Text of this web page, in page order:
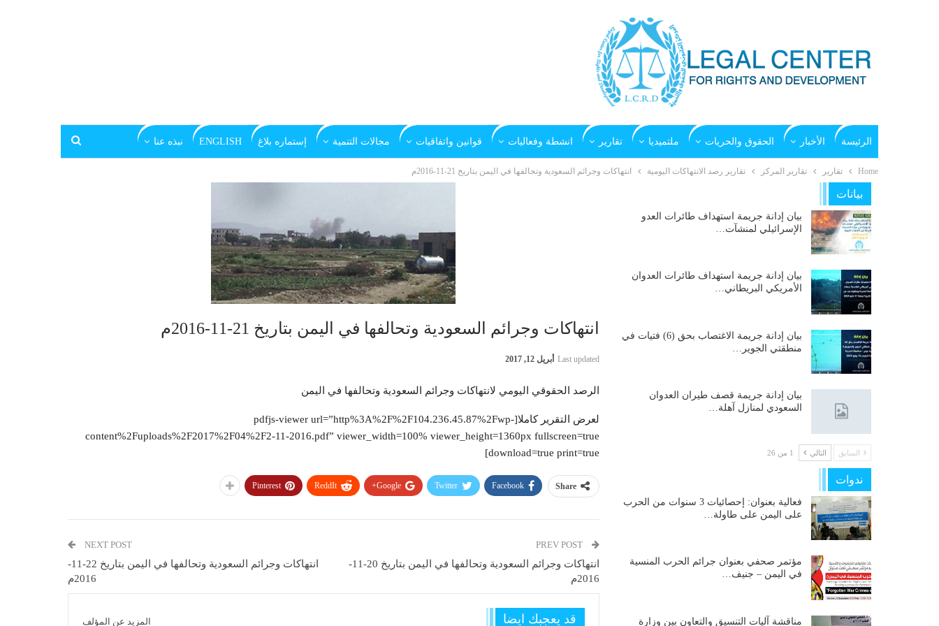
الرئيسة الأخبار الحقوق والحريات ملتميديا تقارير انشطة وفعاليات قوانين واتفاقيات مجالات التنمية إستماره بلاغ ENGLISH نبذه عنا
Home تقارير تقارير المركز تقارير رصد الانتهاكات اليومية انتهاكات وجرائم السعودية وتحالفها في اليمن بتاريخ 21-11-2016م
انتهاكات وجرائم السعودية وتحالفها في اليمن بتاريخ 21-11-2016م
Last updated أبريل 12, 2017
الرصد الحقوقي اليومي لانتهاكات وجرائم السعودية وتحالفها في اليمن
لعرض التقرير كاملا[pdfjs-viewer url=”http%3A%2F%2F104.236.45.87%2Fwp-
content%2Fuploads%2F2017%2F04%2F2-11-2016.pdf” viewer_width=100% viewer_height=1360px fullscreen=true
download=true print=true]
Share
Facebook
Twitter
Google+
ReddIt
Pinterest
PREV POST
انتهاكات وجرائم السعودية وتحالفها في اليمن بتاريخ 20-11-
2016م
NEXT POST
انتهاكات وجرائم السعودية وتحالفها في اليمن بتاريخ 22-11-
2016م
قد يعجبك ايضا المزيد عن المؤلف
بيانات
بيان إدانة جريمة استهداف طائرات العدو
الإسرائيلي لمنشآت…
بيان إدانة جريمة استهداف طائرات العدوان
الأمريكي البريطاني…
بيان إدانة جريمة الاغتصاب بحق (6) فتيات في
منطقتي الجوير…
بيان إدانة جريمة قصف طيران العدوان
السعودي لمنازل آهلة…
السابق التالي 1 من 26
ندوات
فعالية بعنوان: إحصائيات 3 سنوات من الحرب
على اليمن على طاولة…
مؤتمر صحفي بعنوان جرائم الحرب المنسية
في اليمن – جنيف…
مناقشة آليات التنسيق والتعاون بين وزارة